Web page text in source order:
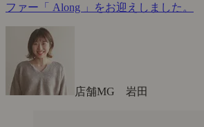
ファー「 Along 」をお迎えしました。
店舗MG 岩田